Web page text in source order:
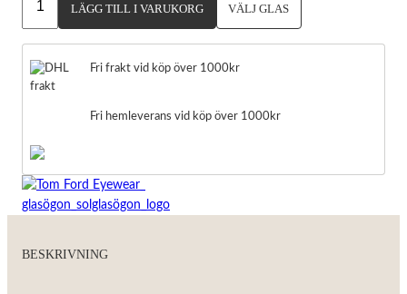
Ford
FT0871
LÄGG TILL I VARUKORG VÄLJ GLAS
Fri frakt vid köp över 1000kr
Fri hemleverans vid köp över 1000kr
BESKRIVNING